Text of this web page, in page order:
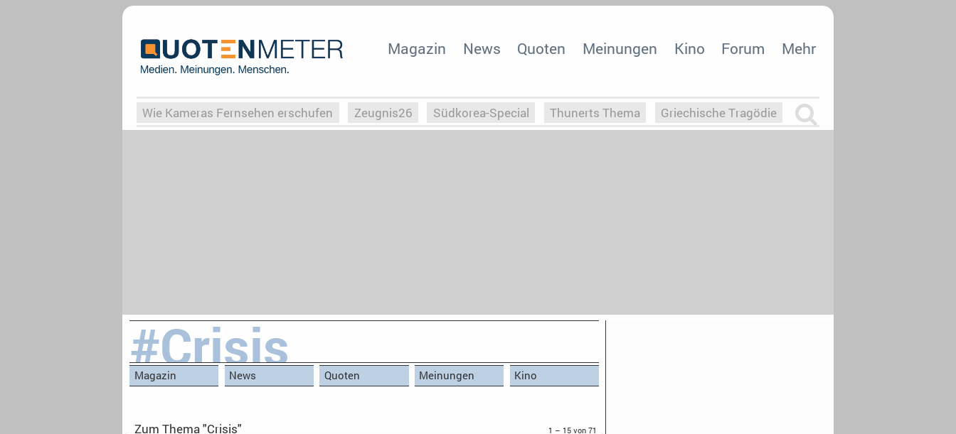
Magazin News Quoten Meinungen Kino Forum Mehr
Wie Kameras Fernsehen erschufen Zeugnis26 Südkorea-Special Thunerts Thema Griechische Tragödie
#Crisis
Magazin News Quoten Meinungen Kino
Zum Thema "Crisis" 1 – 15 von 71